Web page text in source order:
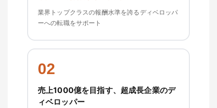
業界トップクラスの報酬水準を誇るディベロッパ
ーへの転職をサポート
02
売上1000億を目指す、超成長企業のデ
ィベロッパー